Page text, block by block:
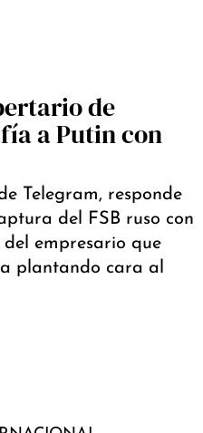
de
a Putin con
Telegram, responde
del FSB ruso con
empresario que
plantando cara al